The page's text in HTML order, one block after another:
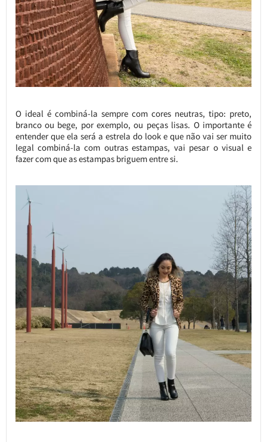
O ideal é combiná-la sempre com cores neutras, tipo: preto,
branco ou bege, por exemplo, ou peças lisas. O importante é
entender que ela será a estrela do look e que não vai ser muito
legal combiná-la com outras estampas, vai pesar o visual e
fazer com que as estampas briguem entre si.